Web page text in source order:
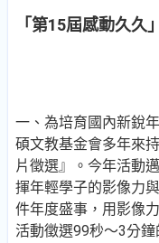
「第15屆感動久久
一、為培育國內新銳
碩文教基金會多年來
片徵選』。今年活動
揮年輕學子的影像力
件年度盛事，用影像
活動徵選99秒～3分